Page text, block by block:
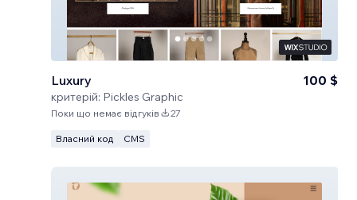
Luxury
критерій: Pickles Graphic
100 $
Поки що немає відгуків 27
Власний код CMS